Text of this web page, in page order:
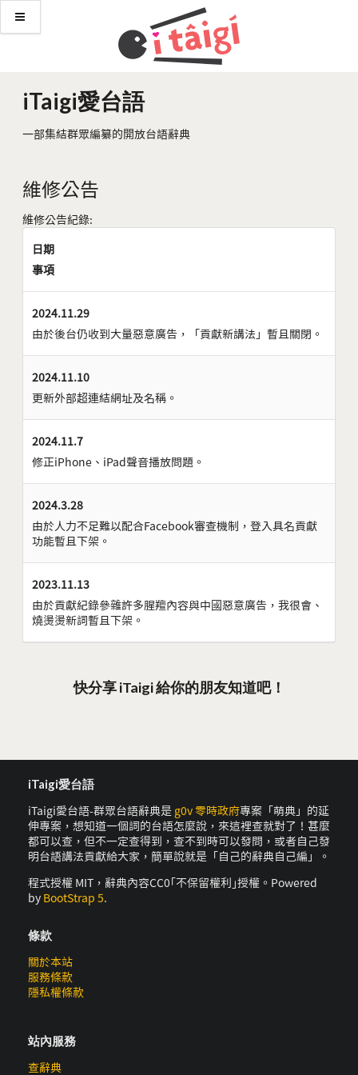
iTaigi愛台語
一部集結群眾編纂的開放台語辭典
維修公告
維修公告紀錄:
日期
事項
2024.11.29
由於後台仍收到大量惡意廣告，「貢獻新講法」暫且關閉。
2024.11.10
更新外部超連結網址及名稱。
2024.11.7
修正iPhone、iPad聲音播放問題。
2024.3.28
由於人力不足難以配合Facebook審查機制，登入具名貢獻
功能暫且下架。
2023.11.13
由於貢獻紀錄參雜許多腥羶內容與中國惡意廣告，我很會、
燒燙燙新詞暫且下架。
快分享 iTaigi 給你的朋友知道吧！
iTaigi愛台語
iTaigi愛台語-群眾台語辭典是 g0v 零時政府專案「萌典」的延
伸專案，想知道一個詞的台語怎麼說，來這裡查就對了！甚麼
都可以查，但不一定查得到，查不到時可以發問，或者自己發
明台語講法貢獻給大家，簡單說就是「自己的辭典自己編」。
程式授權 MIT，辭典內容CC0｢不保留權利｣授權。Powered
by BootStrap 5.
條款
關於本站
服務條款
隱私權條款
站內服務
查辭典